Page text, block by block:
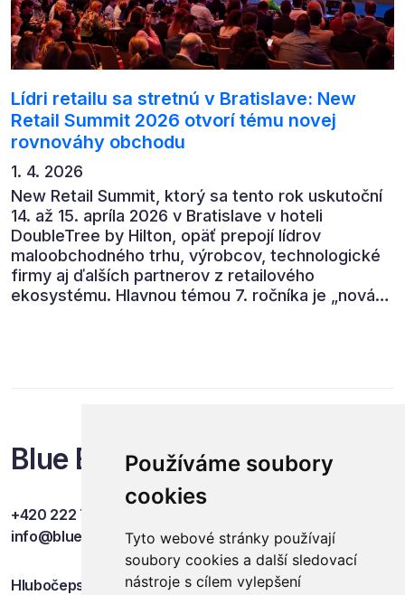
Používáme soubory
cookies
Tyto webové stránky používají
soubory cookies a další sledovací
nástroje s cílem vylepšení
Lídri retailu sa stretnú v Bratislave: New
Retail Summit 2026 otvorí tému novej
rovnováhy obchodu
1. 4. 2026
New Retail Summit, ktorý sa tento rok uskutoční
14. až 15. apríla 2026 v Bratislave v hoteli
DoubleTree by Hilton, opäť prepojí lídrov
maloobchodného trhu, výrobcov, technologické
firmy aj ďalších partnerov z retailového
ekosystému. Hlavnou témou 7. ročníka je „nová
Blue Events
+420 222 749 841
info@blueevents.eu
Hlubočepská 701/38c